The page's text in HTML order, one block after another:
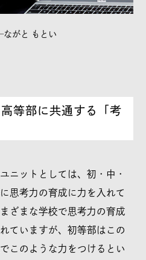
がと もとい
等部に共通する「考
ニットとしては、初・中・
思考力の育成に力を入れて
ざまな学校で思考力の育成
ていますが、初等部はこの
このような力をつけるとい